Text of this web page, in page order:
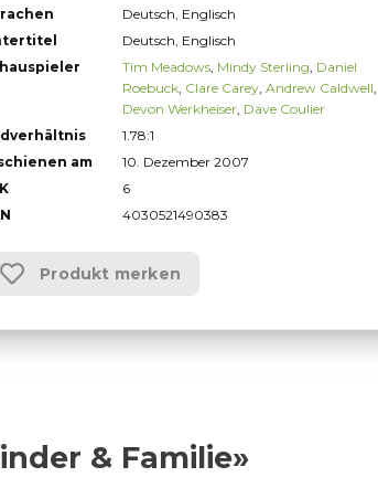
Deutsch, Englisch
Deutsch, Englisch
Tim Meadows, Mindy Sterling, Daniel
Roebuck, Clare Carey, Andrew Caldwell,
Devon Werkheiser, Dave Coulier
1.78:1
am
10. Dezember 2007
6
4030521490383
Produkt merken
& Familie»